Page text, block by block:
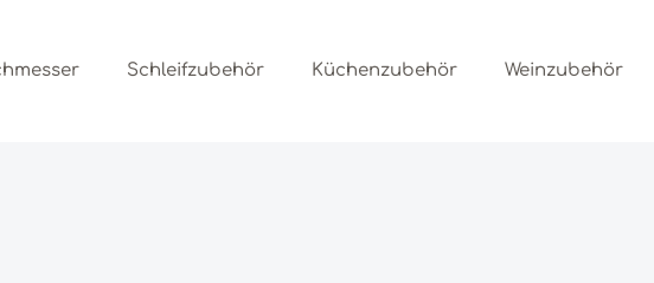
Schleifzubehör Küchenzubehör Weinzubehör